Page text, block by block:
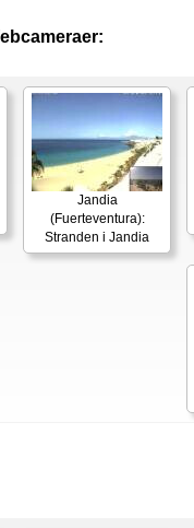
Jandia
(Fuerteventura):
Stranden i Jandia